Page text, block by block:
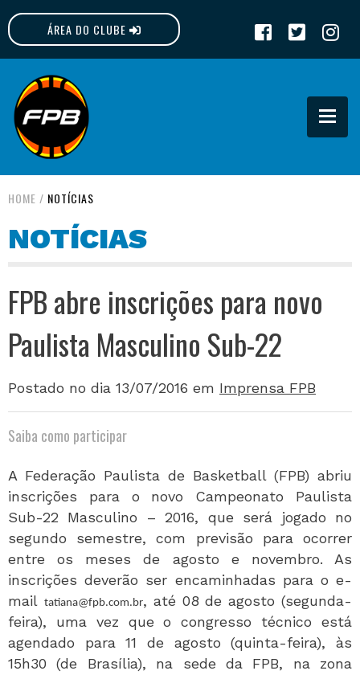
ÁREA DO CLUBE
FPB
HOME / NOTÍCIAS
NOTÍCIAS
FPB abre inscrições para novo
Paulista Masculino Sub-22
Postado no dia 13/07/2016 em Imprensa FPB
Saiba como participar
A Federação Paulista de Basketball (FPB) abriu
inscrições para o novo Campeonato Paulista
Sub-22 Masculino – 2016, que será jogado no
segundo semestre, com previsão para ocorrer
entre os meses de agosto e novembro. As
inscrições deverão ser encaminhadas para o e-
mail tatiana@fpb.com.br, até 08 de agosto (segunda-
feira), uma vez que o congresso técnico está
agendado para 11 de agosto (quinta-feira), às
15h30 (de Brasília), na sede da FPB, na zona